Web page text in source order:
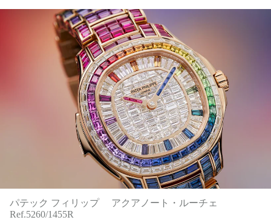
パテック フィリップ アクアノート・ルーチェ
Ref.5260/1455R